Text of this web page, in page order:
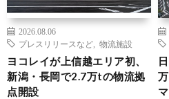
2026.08.06
プレスリリースなど
物流施設
ヨコレイが上信越エリア初、
新潟・長岡で2.7万tの物流拠
点開設